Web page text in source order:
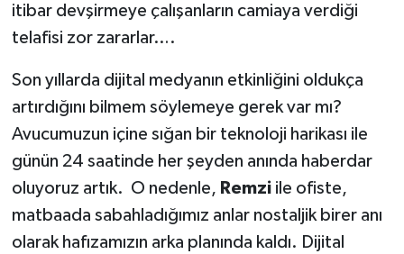
itibar devşirmeye çalışanların camiaya verdiği
telafisi zor zararlar….
Son yıllarda dijital medyanın etkinliğini oldukça
artırdığını bilmem söylemeye gerek var mı?
Avucumuzun içine sığan bir teknoloji harikası ile
günün 24 saatinde her şeyden anında haberdar
oluyoruz artık. O nedenle, Remzi ile ofiste,
matbaada sabahladığımız anlar nostaljik birer anı
olarak hafızamızın arka planında kaldı. Dijital